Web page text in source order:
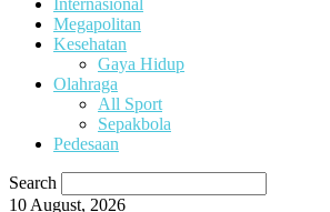
Internasional
Megapolitan
Kesehatan
Gaya Hidup
Olahraga
All Sport
Sepakbola
Pedesaan
Search
10 August, 2026